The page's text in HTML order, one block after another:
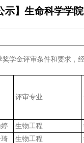
示】生命科学学
奖学金评审条件和要求，
评审专业
生物工程
生物工程